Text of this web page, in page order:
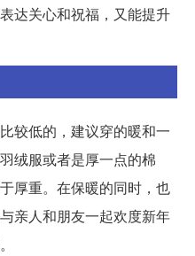
达关心和祝福，又能提升
较低的，建议穿的暖和一
绒服或者是厚一点的棉
厚重。在保暖的同时，也
亲人和朋友一起欢度新年